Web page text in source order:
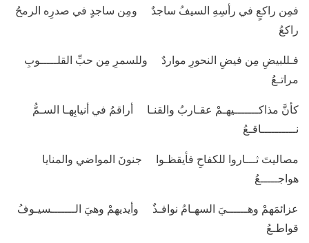
فمِن راكعٍ في رأسِهِ السيفُ ساجدٌ ومِن ساجدٍ في صدرِه الرمحُ
راكعُ
فـللبيضِ مِن فيضِ النحورِ مواردٌ وللسمرِ مِن حبِّ القلـــــوبِ
مراتـعُ
كأنَّ مذاكـــــــيهـمْ عقـاربُ والقنـا أراقمُ في أنيابِهـا السـمُّ
نــــــــــاقـعُ
مصاليتَ ثـــاروا للكفاحِ فأيقظـوا جنونَ المواضي والمنايا
هواجـــــعُ
عزائمَهمْ وهــــــيَ السهـامُ نوافـذٌ وأيديهمْ وهيَ الـــــــسيـوفُ
قواطـعُ